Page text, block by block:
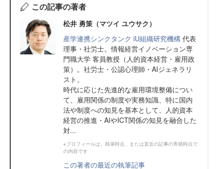
この記事の著者
松井 勇策（マツイ ユウサク）
産学連携シンクタンク iU組織研究機構 代表
理事・社労士。情報経営イノベーション専
門職大学 客員教授（人的資本経営・雇用政
策）。社労士・公認心理師・AIジェネラリ
スト。
時代に応じた先進的な雇用環境整備につい
て、雇用関係の制度や実務知識、特に国内
法や制度への知見を基本として、人的資本
経営の推進・AIやICT関係の知見を融合した
対...
※プロフィールは、執筆時点、または直近の記事の寄稿時点で
の内容です
この著者の最近の執筆記事